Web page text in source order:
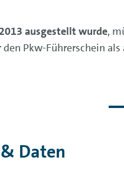
ausgestellt wurde,
Pkw-Führerschein
Daten